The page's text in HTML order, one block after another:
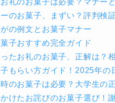
のお菓子、まずい？評判検証
の例文とお菓子マナー
子おすすめ完全ガイド
たお礼のお菓子、正解は？
もらい方ガイド！2025年の
のお菓子は必要？大学生の
けたお詫びのお菓子選び！